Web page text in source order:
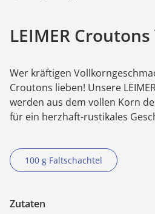
LEIMER
Wer kräftigen
Croutons lieben! Unsere
werden aus dem vollen Korn
für ein herzhaft-rustikales
100 g Faltschachtel
Zutaten